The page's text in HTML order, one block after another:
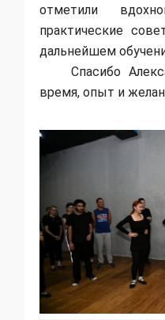
отметили
практические
дальнейшем
Спасибо
время, опыт и